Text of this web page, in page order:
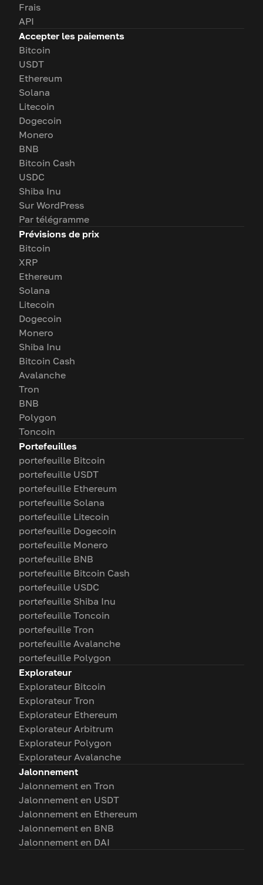
Frais
API
Accepter les paiements
Bitcoin
USDT
Ethereum
Solana
Litecoin
Dogecoin
Monero
BNB
Bitcoin Cash
USDC
Shiba Inu
Sur WordPress
Par télégramme
Prévisions de prix
Bitcoin
XRP
Ethereum
Solana
Litecoin
Dogecoin
Monero
Shiba Inu
Bitcoin Cash
Avalanche
Tron
BNB
Polygon
Toncoin
Portefeuilles
portefeuille Bitcoin
portefeuille USDT
portefeuille Ethereum
portefeuille Solana
portefeuille Litecoin
portefeuille Dogecoin
portefeuille Monero
portefeuille BNB
portefeuille Bitcoin Cash
portefeuille USDC
portefeuille Shiba Inu
portefeuille Toncoin
portefeuille Tron
portefeuille Avalanche
portefeuille Polygon
Explorateur
Explorateur Bitcoin
Explorateur Tron
Explorateur Ethereum
Explorateur Arbitrum
Explorateur Polygon
Explorateur Avalanche
Jalonnement
Jalonnement en Tron
Jalonnement en USDT
Jalonnement en Ethereum
Jalonnement en BNB
Jalonnement en DAI